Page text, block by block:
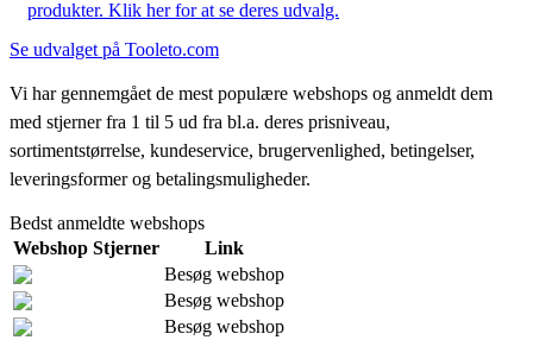
produkter. Klik her for at se deres udvalg.
Se udvalget på Tooleto.com
Vi har gennemgået de mest populære webshops og anmeldt dem
med stjerner fra 1 til 5 ud fra bl.a. deres prisniveau,
sortimentstørrelse, kundeservice, brugervenlighed, betingelser,
leveringsformer og betalingsmuligheder.
Bedst anmeldte webshops
Webshop Stjerner
Link
Besøg webshop
Besøg webshop
Besøg webshop